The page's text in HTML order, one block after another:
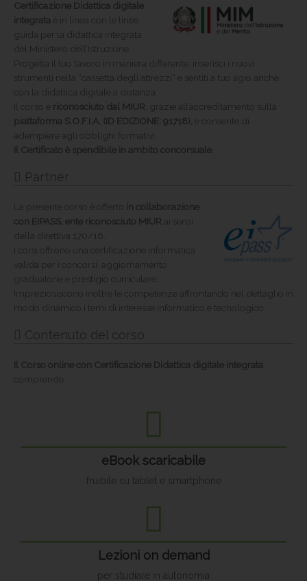
Certificazione Didattica digitale
integrata è in linea con le linee
guida per la didattica integrata
del Ministero dell’Istruzione.
Progetta il tuo lavoro in maniera differente, inserisci i nuovi
strumenti nella “cassetta degli attrezzi” e sentiti a tuo agio anche
con la didattica digitale a distanza.
Il corso è
riconosciuto dal MIUR , grazie all’accreditamento sulla
piattaforma S.O.F.I.A. (ID EDIZIONE: 91718), e consente di
adempiere agli obblighi formativi.
Il Certificato è spendibile in ambito concorsuale.
Partner
La presente corso è offerto in collaborazione
con EIPASS, ente riconosciuto MIUR ai sensi
della direttiva 170/16.
I corsi offrono una certificazione informatica
valida per i concorsi, aggiornamento
graduatorie e prestigio curriculare.
Impreziosiscono inoltre le competenze affrontando nel dettaglio in
modo dinamico i temi di interesse informatico e tecnologico.
Contenuto del corso
Il Corso online con Certificazione Didattica digitale integrata
comprende:
eBook scaricabile
fruibile su tablet e smartphone
Lezioni on demand
per studiare in autonomia